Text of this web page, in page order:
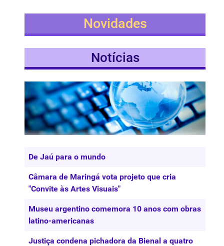
Novidades
Notícias
Artigos
Título
De Jaú para o mundo
Câmara de Maringá vota projeto que cria
"Convite às Artes Visuais"
Museu argentino comemora 10 anos com obras
latino-americanas
Justiça condena pichadora da Bienal a quatro